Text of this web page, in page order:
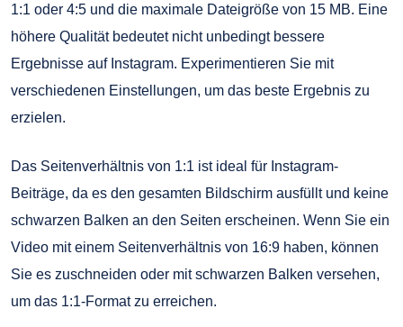
1:1 oder 4:5 und die maximale Dateigröße von 15 MB. Eine
höhere Qualität bedeutet nicht unbedingt bessere
Ergebnisse auf Instagram. Experimentieren Sie mit
verschiedenen Einstellungen, um das beste Ergebnis zu
erzielen.
Das Seitenverhältnis von 1:1 ist ideal für Instagram-
Beiträge, da es den gesamten Bildschirm ausfüllt und keine
schwarzen Balken an den Seiten erscheinen. Wenn Sie ein
Video mit einem Seitenverhältnis von 16:9 haben, können
Sie es zuschneiden oder mit schwarzen Balken versehen,
um das 1:1-Format zu erreichen.